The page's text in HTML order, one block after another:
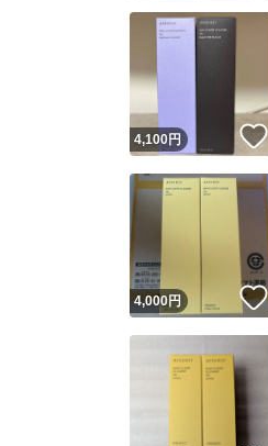
4,100円
4,000円